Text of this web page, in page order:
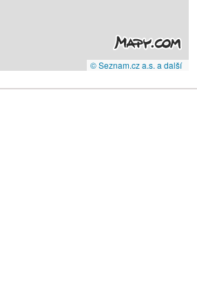
© Seznam.cz a.s. a další